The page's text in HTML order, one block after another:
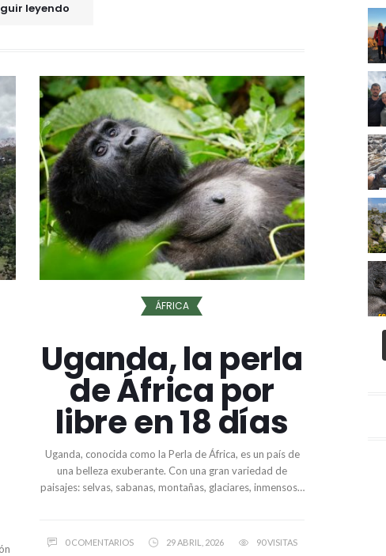
leyendo
ÁFRICA
Uganda, la perla
de África por
libre en 18 días
Uganda, conocida como la Perla de África, es un país de
una belleza exuberante. Con una gran variedad de
paisajes: selvas, sabanas, montañas, glaciares, inmensos…
0 COMENTARIOS 29 ABRIL, 2026 90 VISITAS